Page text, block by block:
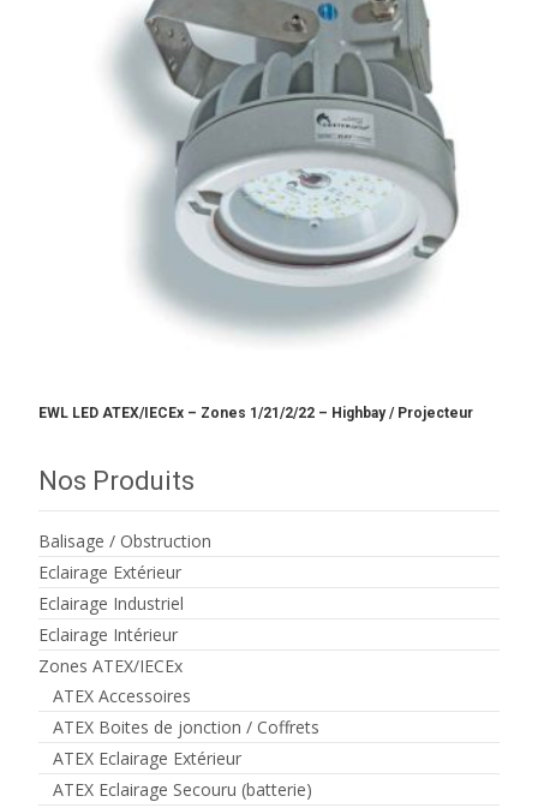
EWL LED ATEX/IECEx – Zones 1/21/2/22 – Highbay / Projecteur
Nos Produits
Balisage / Obstruction
Eclairage Extérieur
Eclairage Industriel
Eclairage Intérieur
Zones ATEX/IECEx
ATEX Accessoires
ATEX Boites de jonction / Coffrets
ATEX Eclairage Extérieur
ATEX Eclairage Secouru (batterie)